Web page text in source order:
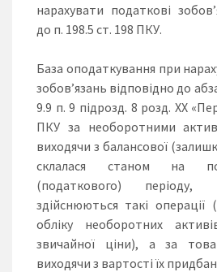
нарахувати податкові
до п. 198.5 ст. 198 ПКУ.
База оподаткування при
зобов’язань відповідно до
9.9 п. 9 підрозд. 8 розд. ХХ
ПКУ за необоротними
виходячи з балансової
склалася станом на
(податкового) періоду,
здійснюються такі операції
обліку необоротних
звичайної ціни), а за
виходячи з вартості їх